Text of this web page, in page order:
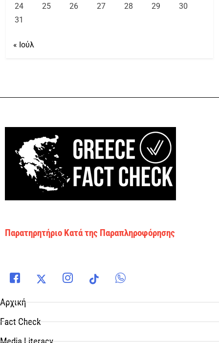
24
25 26 27 28 29
30
31
« Ιούλ
Παρατηρητήριο Κατά της Παραπληροφόρησης
Αρχική
Fact Check